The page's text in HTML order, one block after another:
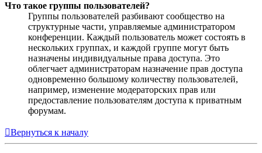
Что такое группы пользователей?
Группы пользователей разбивают сообщество на
структурные части, управляемые администратором
конференции. Каждый пользователь может состоять в
нескольких группах, и каждой группе могут быть
назначены индивидуальные права доступа. Это
облегчает администраторам назначение прав доступа
одновременно большому количеству пользователей,
например, изменение модераторских прав или
предоставление пользователям доступа к приватным
форумам.
Вернуться к началу